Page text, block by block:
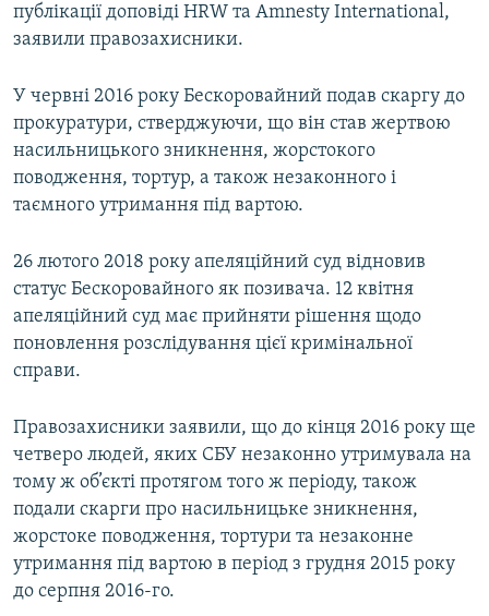
публікації доповіді HRW та Amnesty International,
заявили правозахисники.
У червні 2016 року Бескоровайний подав скаргу до
прокуратури, стверджуючи, що він став жертвою
насильницького зникнення, жорстокого
поводження, тортур, а також незаконного і
таємного утримання під вартою.
26 лютого 2018 року апеляційний суд відновив
статус Бескоровайного як позивача. 12 квітня
апеляційний суд має прийняти рішення щодо
поновлення розслідування цієї кримінальної
справи.
Правозахисники заявили, що до кінця 2016 року ще
четверо людей, яких СБУ незаконно утримувала на
тому ж об’єкті протягом того ж періоду, також
подали скарги про насильницьке зникнення,
жорстоке поводження, тортури та незаконне
утримання під вартою в період з грудня 2015 року
до серпня 2016-го.